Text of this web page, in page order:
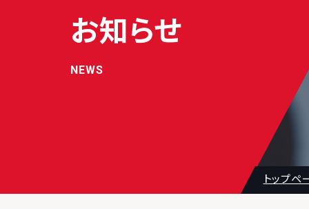
お知らせ
NEWS
トップペ